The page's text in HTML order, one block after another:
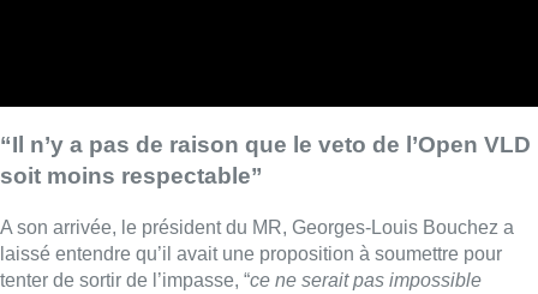
que l’on parle d’un projet pour elle “, a-t-elle affirmé. Selon Mme
Van den Brandt, la réunion débutera avec “
collectivement leurs responsabilités“.
Frédéric De Gucht, au ski, pointé du doigt